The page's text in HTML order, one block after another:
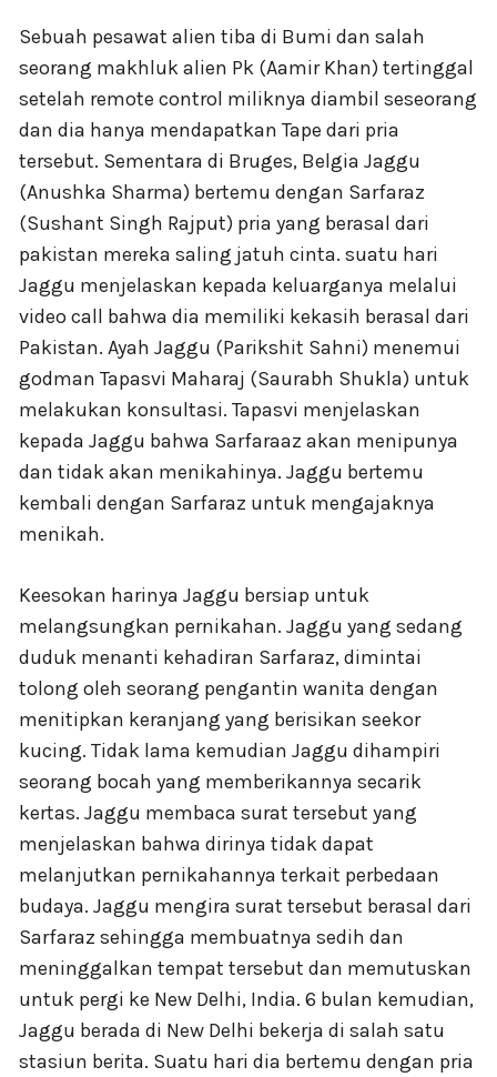
Sebuah pesawat alien tiba di Bumi dan salah
seorang makhluk alien Pk (Aamir Khan) tertinggal
setelah remote control miliknya diambil seseorang
dan dia hanya mendapatkan Tape dari pria
tersebut. Sementara di Bruges, Belgia Jaggu
(Anushka Sharma) bertemu dengan Sarfaraz
(Sushant Singh Rajput) pria yang berasal dari
pakistan mereka saling jatuh cinta. suatu hari
Jaggu menjelaskan kepada keluarganya melalui
video call bahwa dia memiliki kekasih berasal dari
Pakistan. Ayah Jaggu (Parikshit Sahni) menemui
godman Tapasvi Maharaj (Saurabh Shukla) untuk
melakukan konsultasi. Tapasvi menjelaskan
kepada Jaggu bahwa Sarfaraaz akan menipunya
dan tidak akan menikahinya. Jaggu bertemu
kembali dengan Sarfaraz untuk mengajaknya
menikah.
Keesokan harinya Jaggu bersiap untuk
melangsungkan pernikahan. Jaggu yang sedang
duduk menanti kehadiran Sarfaraz, dimintai
tolong oleh seorang pengantin wanita dengan
menitipkan keranjang yang berisikan seekor
kucing. Tidak lama kemudian Jaggu dihampiri
seorang bocah yang memberikannya secarik
kertas. Jaggu membaca surat tersebut yang
menjelaskan bahwa dirinya tidak dapat
melanjutkan pernikahannya terkait perbedaan
budaya. Jaggu mengira surat tersebut berasal dari
Sarfaraz sehingga membuatnya sedih dan
meninggalkan tempat tersebut dan memutuskan
untuk pergi ke New Delhi, India. 6 bulan kemudian,
Jaggu berada di New Delhi bekerja di salah satu
stasiun berita. Suatu hari dia bertemu dengan pria